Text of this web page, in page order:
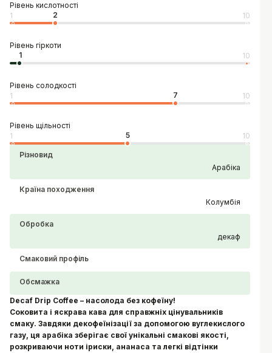
Рівень кислотності
1
2 10
Рівень гіркоти
1
10
Рівень солодкості
1
7 10
Рівень щільності
1
5 10
Різновид
Арабіка
Країна походження
Колумбія
Обробка
декаф
Смаковий профіль
Обсмажка
Decaf Drip Coffee – насолода без кофеїну!
Соковита і яскрава кава для справжніх цінувальників
смаку. Завдяки декофеїнізації за допомогою вуглекислого
газу, ця арабіка зберігає свої унікальні смакові якості,
розкриваючи ноти іриски, ананаса та легкі відтінки